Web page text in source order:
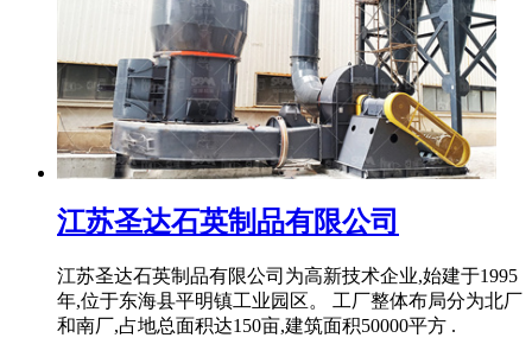
江苏圣达石英制品有限公司
江苏圣达石英制品有限公司为高新技术企业,始建于1995
年,位于东海县平明镇工业园区。 工厂整体布局分为北厂
和南厂,占地总面积达150亩,建筑面积50000平方 .